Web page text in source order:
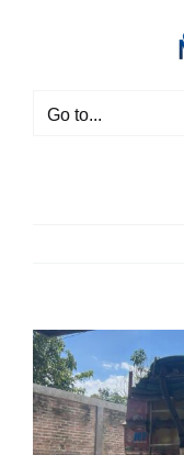
Go to...
View
Larger
Image